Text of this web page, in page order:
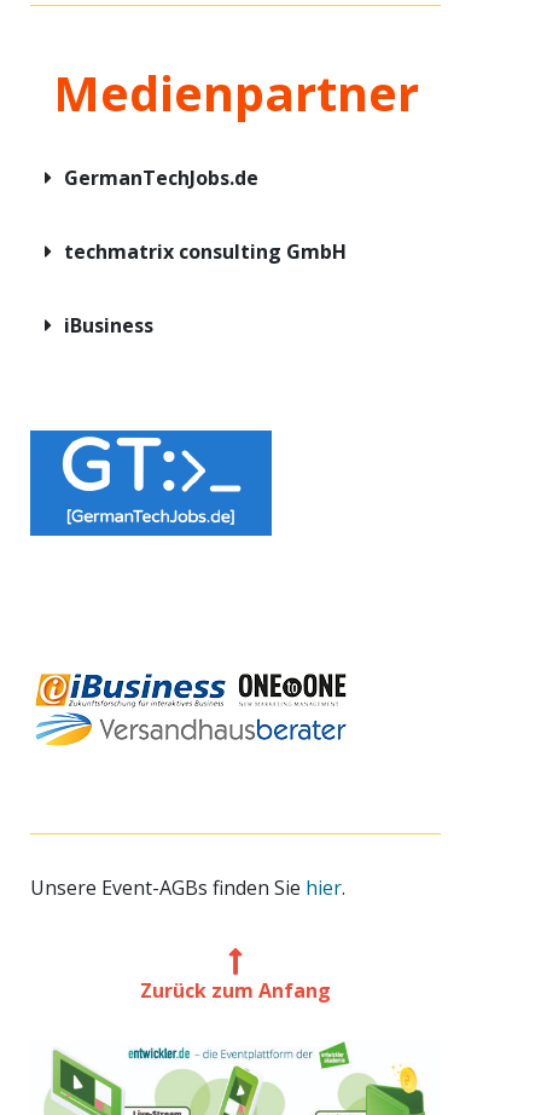
Medienpartner
GermanTechJobs.de
techmatrix consulting GmbH
iBusiness
Unsere Event-AGBs finden Sie hier.
Zurück zum Anfang